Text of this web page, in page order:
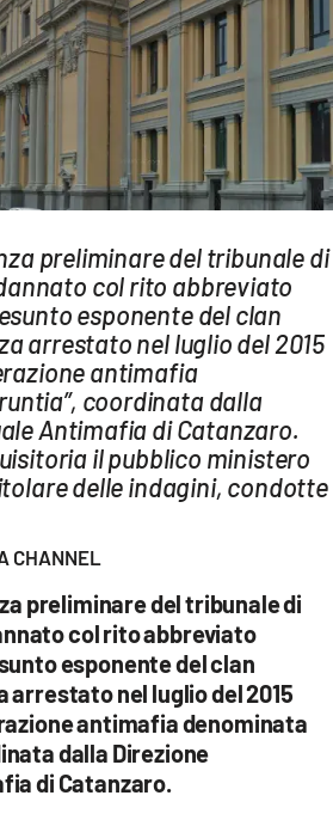
preliminare del tribunale di
col rito abbreviato
esponente del clan
arrestato nel luglio del 2015
antimafia
coordinata dalla
Antimafia di Catanzaro.
il pubblico ministero
delle indagini, condotte
CHANNEL
preliminare del tribunale di
col rito abbreviato
esponente del clan
arrestato nel luglio del 2015
antimafia denominata
dalla Direzione
di Catanzaro.